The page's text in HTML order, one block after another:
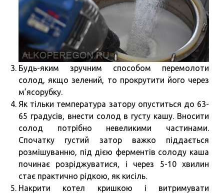
Будь-яким зручним способом перемолоти
солод, якщо зелений, то прокрутити його через
м’ясорубку.
Як тільки температура затору опуститься до 63-
65 градусів, внести солод в густу кашу. Вносити
солод потрібно невеликими частинами.
Спочатку густий затор важко піддається
розмішуванню, під дією ферментів солоду каша
починає розріджуватися, і через 5-10 хвилин
стає практично рідкою, як кисіль.
Накрити котел кришкою і витримувати